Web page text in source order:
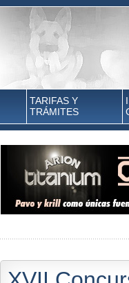
TARIFAS Y
TRÁMITES